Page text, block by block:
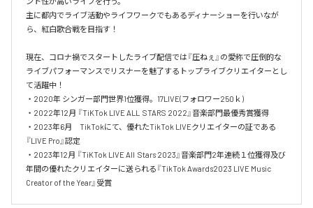
主に都内でライブ活動やライフワークでもあるディナーショーを行いなが
ら、紅白歌合戦を目指す！
現在、コロナ禍でスタートしたライブ配信では『圧ねぇ』の愛称で圧倒的な
ライブパフォーマンスでリスナーを魅了するトップライブクリエイターとし
て活躍中！
・2020年 シンガー部門世界1位獲得。17LIVE(フォロワー250ｋ)
・2022年12月 『TiKTok LIVE ALL  STARS 2022』音楽部門最優秀賞獲得
・2023年6月　TikTokにて、優れたTikTok LIVEクリエイターの証である
『LIVE Pro』認定
・2023年12月 『TiKTok LIVE All  Stars 2023』音楽部門2年連続１位獲得及び
年間の優れたクリエイターに送られる『TikTok Awards2023 LIVE Music
Creator of the Year』受賞